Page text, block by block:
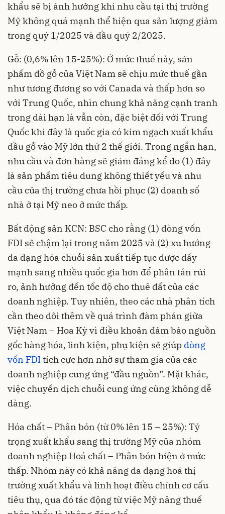
khẩu sẽ bị ảnh hưởng khi nhu cầu tại thị trường
Mỹ không quá mạnh thể hiện qua sản lượng giảm
trong quý 1/2025 và đầu quý 2/2025.
Gỗ: (0,6% lên 15-25%): Ở mức thuế này, sản
phẩm đồ gỗ của Việt Nam sẽ chịu mức thuế gần
như tương đương so với Canada và thấp hơn so
với Trung Quốc, nhìn chung khả năng cạnh tranh
trong dài hạn là vẫn còn, đặc biệt đối với Trung
Quốc khi đây là quốc gia có kim ngạch xuất khẩu
đầu gỗ vào Mỹ lớn thứ 2 thế giới. Trong ngắn hạn,
nhu cầu và đơn hàng sẽ giảm đáng kể do (1) đây
là sản phẩm tiêu dung không thiết yếu và nhu
cầu của thị trường chưa hồi phục (2) doanh số
nhà ở tại Mỹ neo ở mức thấp.
Bất động sản KCN: BSC cho rằng (1) dòng vốn
FDI sẽ chậm lại trong năm 2025 và (2) xu hướng
đa dạng hóa chuỗi sản xuất tiếp tục được đẩy
mạnh sang nhiều quốc gia hơn để phân tán rủi
ro, ảnh hưởng đến tốc độ cho thuê đất của các
doanh nghiệp. Tuy nhiên, theo các nhà phân tích
cần theo dõi thêm về quá trình đàm phán giữa
Việt Nam – Hoa Kỳ vì điều khoản đảm bảo nguồn
gốc hàng hóa, linh kiện, phụ kiện sẽ giúp dòng
vốn FDItích cực hơn nhờ sự tham gia của các
doanh nghiệp cung ứng “đầu nguồn”. Mặt khác,
việc chuyển dịch chuỗi cung ứng cũng không dễ
dàng.
Hóa chất – Phân bón (từ 0% lên 15 – 25%): Tỷ
trọng xuất khẩu sang thị trường Mỹ của nhóm
doanh nghiệp Hoá chất – Phân bón hiện ở mức
thấp. Nhóm này có khả năng đa dạng hoá thị
trường xuất khẩu và linh hoạt điều chỉnh cơ cấu
tiêu thụ, qua đó tác động từ việc Mỹ nâng thuế